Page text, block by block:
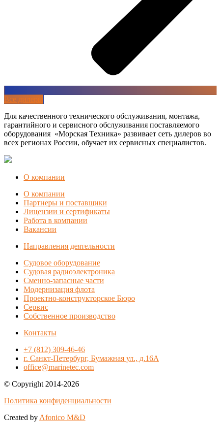
Все дилеры
Для качественного технического обслуживания, монтажа,
гарантийного и сервисного обслуживания поставляемого
оборудования «Морская Техника» развивает сеть дилеров во
всех регионах России, обучает их сервисных специалистов.
О компании
О компании
Партнеры и поставщики
Лицензии и сертификаты
Работа в компании
Вакансии
Направления деятельности
Судовое оборудование
Судовая радиоэлектроника
Сменно-запасные части
Модернизация флота
Проектно-конструкторское Бюро
Сервис
Собственное производство
Контакты
+7 (812) 309-46-46
г. Санкт-Петербург, Бумажная ул., д.16А
office@marinetec.com
© Copyright 2014-2026
Политика конфиденциальности
Created by Afonico M&D